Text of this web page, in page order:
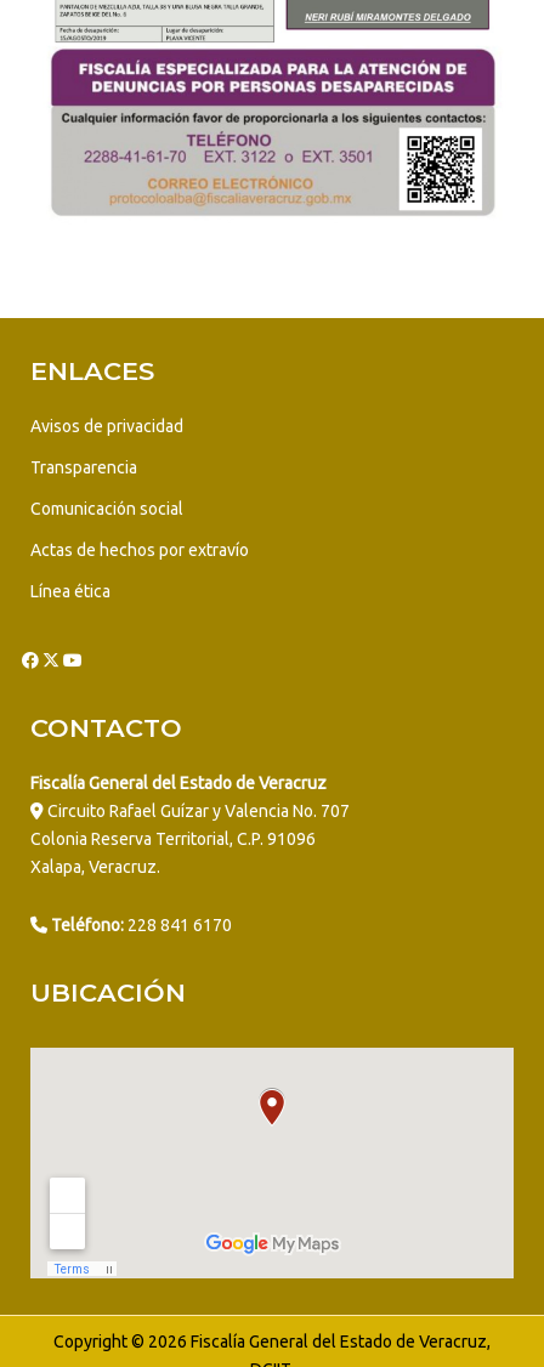
ENLACES
Avisos de privacidad
Transparencia
Comunicación social
Actas de hechos por extravío
Línea ética
CONTACTO
Fiscalía General del Estado de Veracruz
Circuito Rafael Guízar y Valencia No. 707
Colonia Reserva Territorial, C.P. 91096
Xalapa, Veracruz.
Teléfono: 228 841 6170
UBICACIÓN
Copyright © 2026 Fiscalía General del Estado de Veracruz,